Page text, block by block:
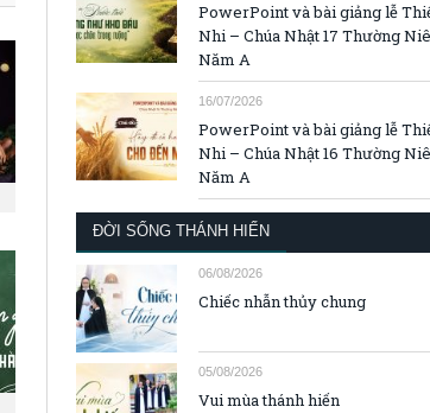
PowerPoint và bài giảng lễ
Nhi – Chúa Nhật 17 Thường
Năm A
16/07/2026
PowerPoint và bài giảng lễ
Nhi – Chúa Nhật 16 Thường
Năm A
ĐỜI SỐNG THÁNH HIẾN
06/08/2026
Chiếc nhẫn thủy chung
05/08/2026
Vui mùa thánh hiến